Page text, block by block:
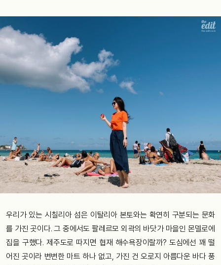
우리가 있는 시칠리아 섬은 이탈리아 본토와는 확연히 구분되는 문화
를 가진 곳이다. 그 중에서도 팔레르모 외곽의 바닷가 마을인 몬델로에
집을 구했다. 제주도로 따지면 협재 해수욕장이랄까? 도심에선 꽤 떨
어진 곳이라 변변한 마트 하나 없고, 가진 건 오로지 아름다운 바다 풍